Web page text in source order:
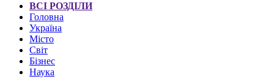
ВСІ РОЗДІЛИ
Головна
Україна
Місто
Світ
Бізнес
Наука